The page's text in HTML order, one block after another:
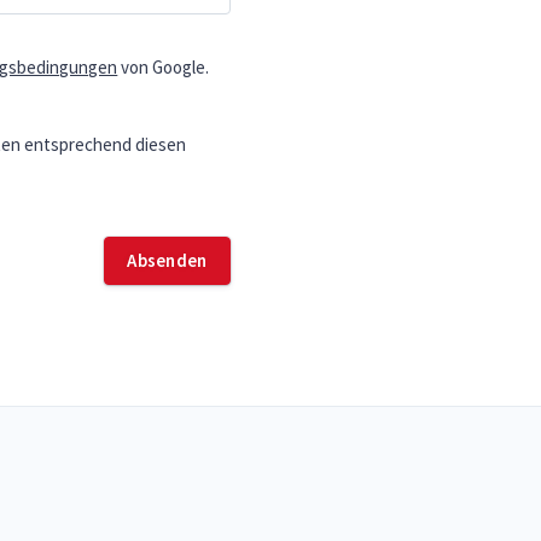
von Google.
entsprechend diesen
Absenden